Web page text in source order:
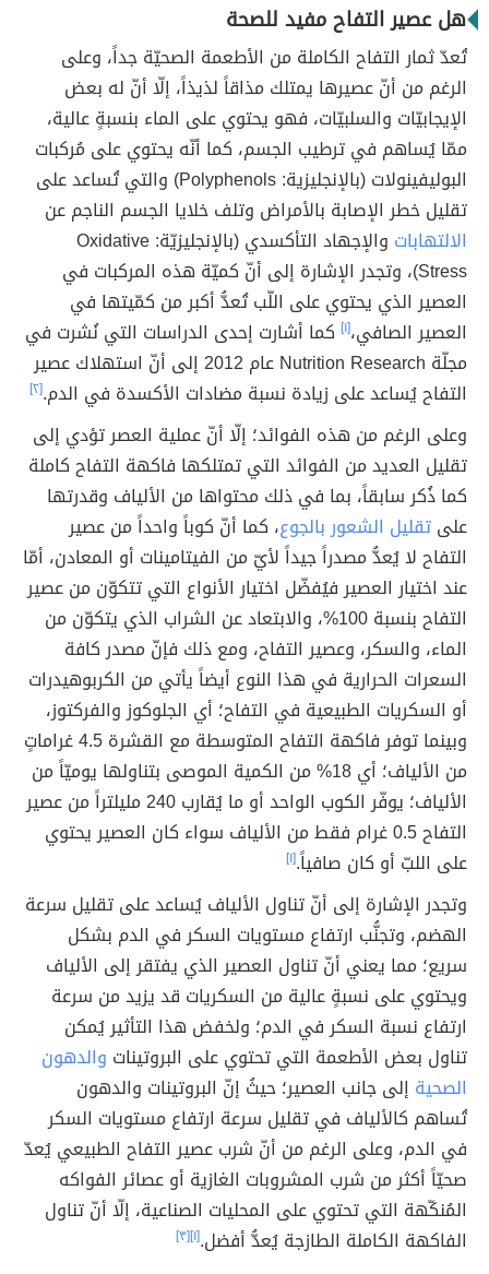
هل عصير التفاح مفيد للصحة
تُعدّ ثمار التفاح الكاملة من الأطعمة الصحيّة جداً، وعلى
الرغم من أنّ عصيرها يمتلك مذاقاً لذيذاً، إلّا أنّ له بعض
الإيجابيّات والسلبيّات، فهو يحتوي على الماء بنسبةٍ عالية،
ممّا يُساهم في ترطيب الجسم، كما أنّه يحتوي على مُركبات
البوليفينولات (بالإنجليزية: Polyphenols) والتي تُساعد على
تقليل خطر الإصابة بالأمراض وتلف خلايا الجسم الناجم عن
الالتهابات
والإجهاد التأكسدي (بالإنجليزيّة: Oxidative
Stress)، وتجدر الإشارة إلى أنّ كميّة هذه المركبات في
العصير الذي يحتوي على اللّب تُعدُّ أكبر من كمّيتها في
العصير الصافي،[١] كما أشارت إحدى الدراسات التي نُشرت في
مجلّة Nutrition Research عام 2012 إلى أنّ استهلاك عصير
التفاح يُساعد على زيادة نسبة مضادات الأكسدة في الدم.[٢]
وعلى الرغم من هذه الفوائد؛ إلّا أنّ عملية العصر تؤدي إلى
تقليل العديد من الفوائد التي تمتلكها فاكهة التفاح كاملة
كما ذُكر سابقاً، بما في ذلك محتواها من الألياف وقدرتها
علىتقليل الشعور بالجوع، كما أنّ كوباً واحداً من عصير
التفاح لا يُعدُّ مصدراً جيداً لأيّ من الفيتامينات أو المعادن، أمّا
عند اختيار العصير فيُفضّل اختيار الأنواع التي تتكوّن من عصير
التفاح بنسبة 100%، والابتعاد عن الشراب الذي يتكوّن من
الماء، والسكر، وعصير التفاح، ومع ذلك فإنّ مصدر كافة
السعرات الحرارية في هذا النوع أيضاً يأتي من الكربوهيدرات
أو السكريات الطبيعية في التفاح؛ أي الجلوكوز والفركتوز،
وبينما توفر فاكهة التفاح المتوسطة مع القشرة 4.5 غراماتٍ
من الألياف؛ أي 18% من الكمية الموصى بتناولها يوميّاً من
الألياف؛ يوفّر الكوب الواحد أو ما يُقارب 240 مليلتراً من عصير
التفاح 0.5 غرام فقط من الألياف سواء كان العصير يحتوي
على اللبّ أو كان صافياً.[١]
وتجدر الإشارة إلى أنّ تناول الألياف يُساعد على تقليل سرعة
الهضم، وتجنُّب ارتفاع مستويات السكر في الدم بشكل
سريع؛ مما يعني أنّ تناول العصير الذي يفتقر إلى الألياف
ويحتوي على نسبةٍ عالية من السكريات قد يزيد من سرعة
ارتفاع نسبة السكر في الدم؛ ولخفض هذا التأثير يُمكن
تناول بعض الأطعمة التي تحتوي على البروتينات والدهون
الصحية إلى جانب العصير؛ حيثُ إنّ البروتينات والدهون
تُساهم كالألياف في تقليل سرعة ارتفاع مستويات السكر
في الدم، وعلى الرغم من أنّ شرب عصير التفاح الطبيعي يُعدّ
صحيّاً أكثر من شرب المشروبات الغازية أو عصائر الفواكه
المُنكّهة التي تحتوي على المحليات الصناعية، إلّا أنّ تناول
الفاكهة الكاملة الطازجة يُعدُّ أفضل.[١] [٣]